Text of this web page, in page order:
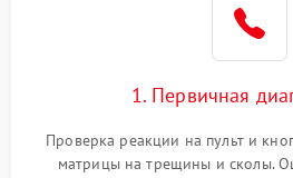
1. Первичная
Проверка реакции на пульт и
матрицы на трещины и сколы.